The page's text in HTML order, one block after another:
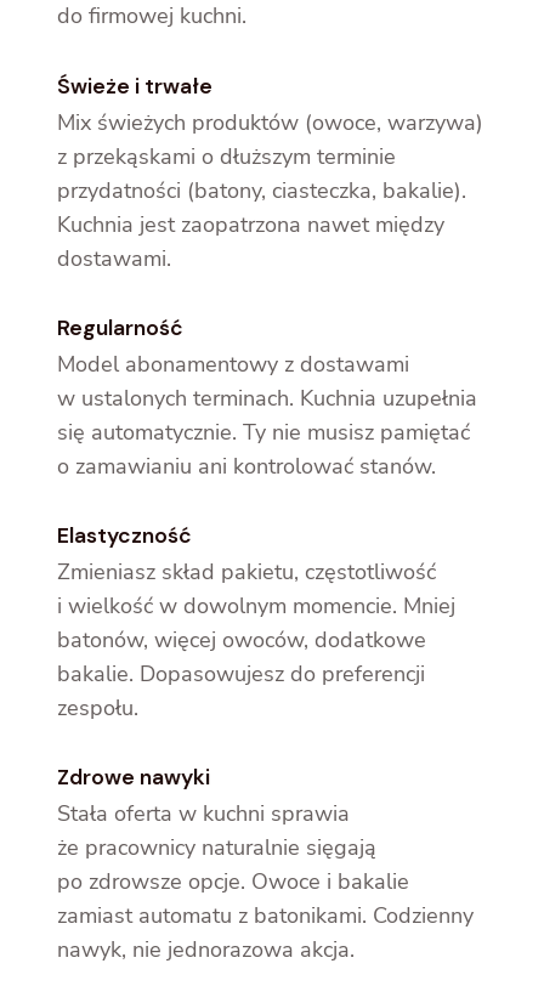
do firmowej kuchni.
Świeże i trwałe
Mix świeżych produktów (owoce, warzywa)
z przekąskami o dłuższym terminie
przydatności (batony, ciasteczka, bakalie).
Kuchnia jest zaopatrzona nawet między
dostawami.
Regularność
Model abonamentowy z dostawami
w ustalonych terminach. Kuchnia uzupełnia
się automatycznie. Ty nie musisz pamiętać
o zamawianiu ani kontrolować stanów.
Elastyczność
Zmieniasz skład pakietu, częstotliwość
i wielkość w dowolnym momencie. Mniej
batonów, więcej owoców, dodatkowe
bakalie. Dopasowujesz do preferencji
zespołu.
Zdrowe nawyki
Stała oferta w kuchni sprawia
że pracownicy naturalnie sięgają
po zdrowsze opcje. Owoce i bakalie
zamiast automatu z batonikami. Codzienny
nawyk, nie jednorazowa akcja.